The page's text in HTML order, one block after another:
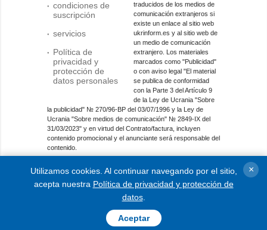
condiciones de
suscripción
servicios
Política de
privacidad y
protección de
datos personales
traducidos de los medios de
comunicación extranjeros si
existe un enlace al sitio web
ukrinform.es y al sitio web de
un medio de comunicación
extranjero. Los materiales
marcados como "Publicidad"
o con aviso legal "El material
se publica de conformidad
con la Parte 3 del Artículo 9
de la Ley de Ucrania "Sobre
la publicidad" № 270/96-ВР del 03/07/1996 y la Ley de
Ucrania "Sobre medios de comunicación" № 2849-IX del
31/03/2023" y en virtud del Contrato/factura, incluyen
contenido promocional y el anunciante será responsable del
contenido.
Entidad de medios en línea; identificador de medios: R40-
© 2015-2026 Ukrinform. Todos los derechos reservados.
Utilizamos cookies. Al continuar navegando por el sitio,
acepta nuestra Política de privacidad y protección de
datos.
Aceptar
×